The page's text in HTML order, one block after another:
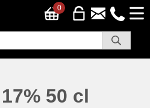
0
50 cl